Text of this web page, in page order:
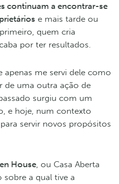
continuam a encontrar-se
e mais tarde ou
quem cria
por ter resultados.
apenas me servi dele como
de uma outra ação de
surgiu com um
e hoje, num contexto
servir novos propósitos
House , ou Casa Aberta
a qual tive a